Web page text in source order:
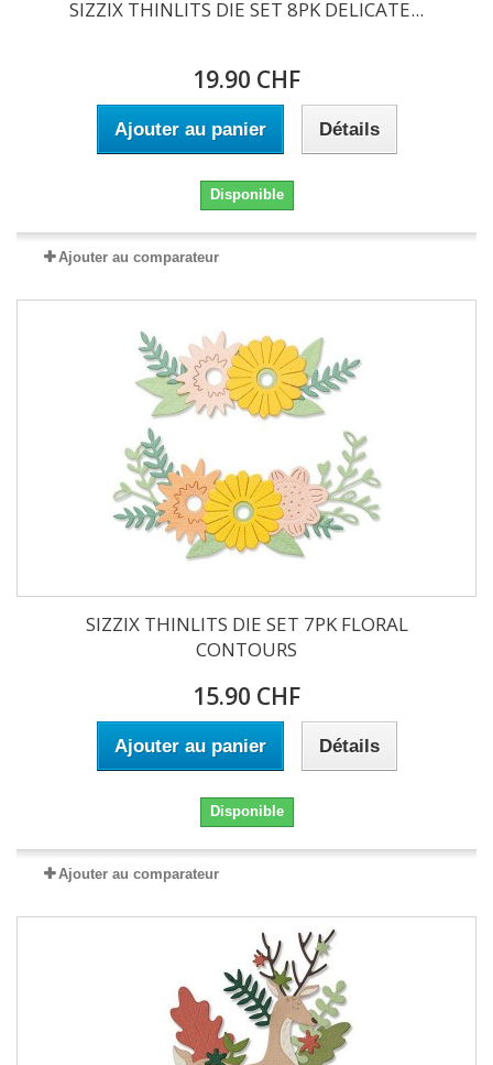
SIZZIX THINLITS DIE SET 8PK DELICATE...
19.90 CHF
Ajouter au panier Détails
Disponible
Ajouter au comparateur
SIZZIX THINLITS DIE SET 7PK FLORAL
CONTOURS
15.90 CHF
Ajouter au panier Détails
Disponible
Ajouter au comparateur